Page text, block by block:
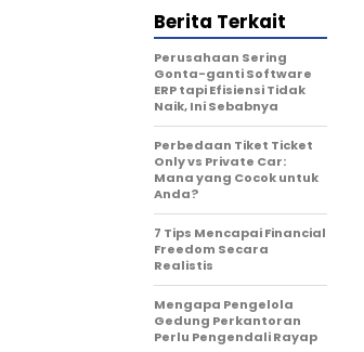
Berita Terkait
Perusahaan Sering
Gonta-ganti Software
ERP tapi Efisiensi Tidak
Naik, Ini Sebabnya
Perbedaan Tiket Ticket
Only vs Private Car:
Mana yang Cocok untuk
Anda?
7 Tips Mencapai Financial
Freedom Secara
Realistis
Mengapa Pengelola
Gedung Perkantoran
Perlu Pengendali Rayap